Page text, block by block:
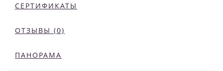
СЕРТИФИКАТЫ
ОТЗЫВЫ (0)
ПАНОРАМА